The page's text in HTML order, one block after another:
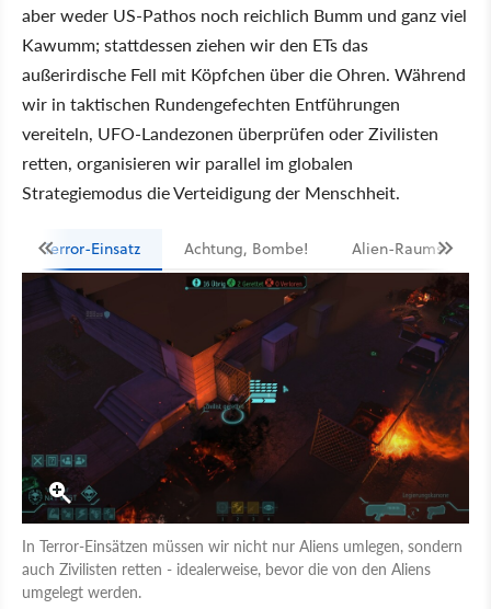
aber weder US-Pathos noch reichlich Bumm und ganz viel
Kawumm; stattdessen ziehen wir den ETs das
außerirdische Fell mit Köpfchen über die Ohren. Während
wir in taktischen Rundengefechten Entführungen
vereiteln, UFO-Landezonen überprüfen oder Zivilisten
retten, organisieren wir parallel im globalen
Strategiemodus die Verteidigung der Menschheit.
Terror-Einsatz Achtung, Bombe! Alien-Raumschiff
In Terror-Einsätzen müssen wir nicht nur Aliens umlegen, sondern
auch Zivilisten retten - idealerweise, bevor die von den Aliens
umgelegt werden.